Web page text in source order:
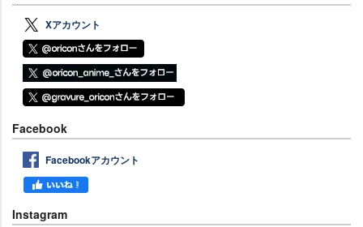
Xアカウント
Facebook
Facebookアカウント
Instagram